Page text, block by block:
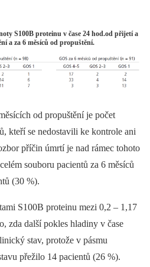
S100B proteinu v čase 24 hod.od přijetí a
a za 6 měsíců od propuštění.
od propuštění je počet
kteří se nedostavili ke kontrole ani
příčin úmrtí je nad rámec tohoto
souboru pacientů za 6 měsíců
(30 %).
S100B proteinu mezi 0,2 –⁠ 1,17
zda další pokles hladiny v čase
stav, protože v pásmu
přežilo 14 pacientů (26 %).